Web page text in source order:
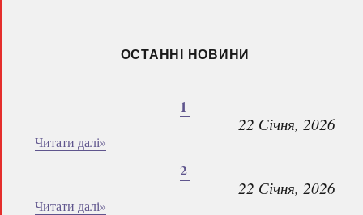
ОСТАННІ НОВИНИ
1
22 Січня, 2026
Читати далі»
2
22 Січня, 2026
Читати далі»